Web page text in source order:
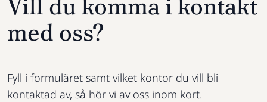
med oss?
Fyll i formuläret samt vilket kontor du vill bli
kontaktad av, så hör vi av oss inom kort.